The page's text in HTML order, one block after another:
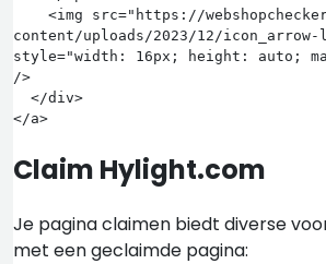
content/uploads/2023/12/
style="width: 16px; height: auto;
/>
Claim Hylight.com
Je pagina claimen biedt diverse
met een geclaimde pagina: